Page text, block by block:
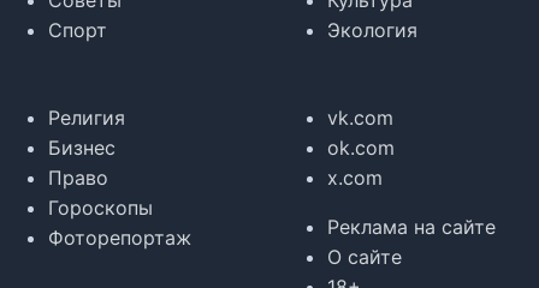
Спорт
Экология
Религия
Бизнес
Право
Гороскопы
Фоторепортаж
vk.com
ok.com
x.com
Реклама на сайте
О сайте